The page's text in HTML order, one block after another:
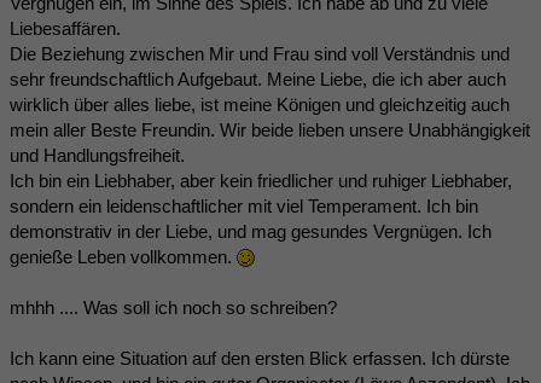
Liebesaffären.
Die Beziehung zwischen Mir und Frau sind voll Verständnis und
sehr freundschaftlich Aufgebaut. Meine Liebe, die ich aber auch
wirklich über alles liebe, ist meine Königen und gleichzeitig auch
mein aller Beste Freundin. Wir beide lieben unsere Unabhängigkeit
und Handlungsfreiheit.
Ich bin ein Liebhaber, aber kein friedlicher und ruhiger Liebhaber,
sondern ein leidenschaftlicher mit viel Temperament. Ich bin
demonstrativ in der Liebe, und mag gesundes Vergnügen. Ich
genieße Leben vollkommen.
mhhh .... Was soll ich noch so schreiben?
Ich kann eine Situation auf den ersten Blick erfassen. Ich dürste